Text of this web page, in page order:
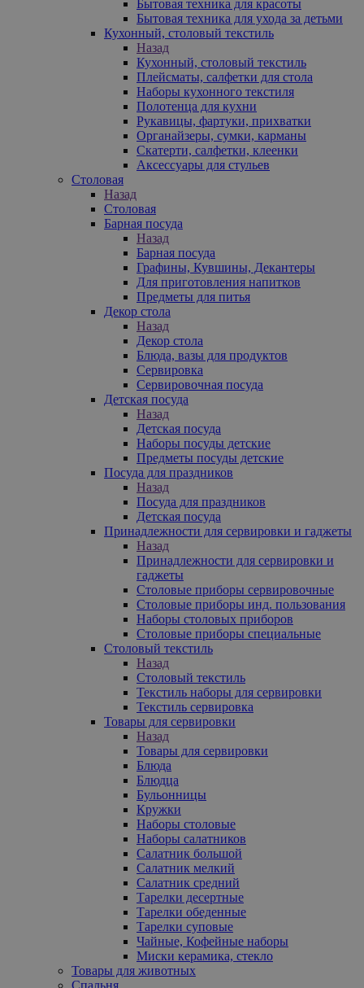
Бытовая техника для красоты
Бытовая техника для ухода за детьми
Кухонный, столовый текстиль
Назад
Кухонный, столовый текстиль
Плейсматы, салфетки для стола
Наборы кухонного текстиля
Полотенца для кухни
Рукавицы, фартуки, прихватки
Органайзеры, сумки, карманы
Скатерти, салфетки, клеенки
Аксессуары для стульев
Столовая
Назад
Столовая
Барная посуда
Назад
Барная посуда
Графины, Кувшины, Декантеры
Для приготовления напитков
Предметы для питья
Декор стола
Назад
Декор стола
Блюда, вазы для продуктов
Сервировка
Сервировочная посуда
Детская посуда
Назад
Детская посуда
Наборы посуды детские
Предметы посуды детские
Посуда для праздников
Назад
Посуда для праздников
Детская посуда
Принадлежности для сервировки и гаджеты
Назад
Принадлежности для сервировки и
гаджеты
Столовые приборы сервировочные
Столовые приборы инд. пользования
Наборы столовых приборов
Столовые приборы специальные
Столовый текстиль
Назад
Столовый текстиль
Текстиль наборы для сервировки
Текстиль сервировка
Товары для сервировки
Назад
Товары для сервировки
Блюда
Блюдца
Бульонницы
Кружки
Наборы столовые
Наборы салатников
Салатник большой
Салатник мелкий
Салатник средний
Тарелки десертные
Тарелки обеденные
Тарелки суповые
Чайные, Кофейные наборы
Миски керамика, стекло
Товары для животных
Спальня